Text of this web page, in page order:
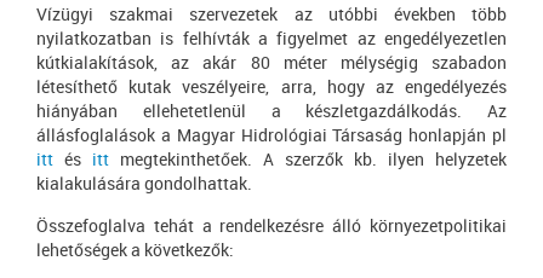
Vízügyi szakmai szervezetek az utóbbi években több
nyilatkozatban is felhívták a figyelmet az engedélyezetlen
kútkialakítások, az akár 80 méter mélységig szabadon
létesíthető kutak veszélyeire, arra, hogy az engedélyezés
hiányában ellehetetlenül a készletgazdálkodás. Az
állásfoglalások a Magyar Hidrológiai Társaság honlapján pl
itt és itt megtekinthetőek. A szerzők kb. ilyen helyzetek
kialakulására gondolhattak.
Összefoglalva tehát a rendelkezésre álló környezetpolitikai
lehetőségek a következők: